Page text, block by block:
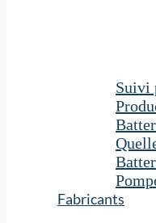
Suivi
Fabricants